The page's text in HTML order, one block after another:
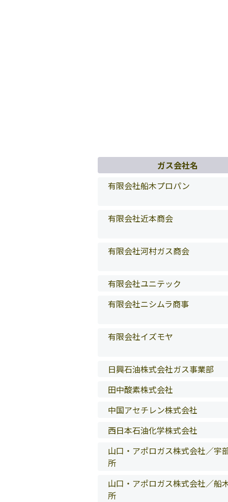
ガス会社名
有限会社船木プロパン
有限会社近本商会
有限会社河村ガス商会
有限会社ユニテック
有限会社ニシムラ商事
有限会社イズモヤ
日興石油株式会社ガス事業部
田中酸素株式会社
中国アセチレン株式会社
西日本石油化学株式会社
山口・アポロガス株式会社／宇
所
山口・アポロガス株式会社／船
所